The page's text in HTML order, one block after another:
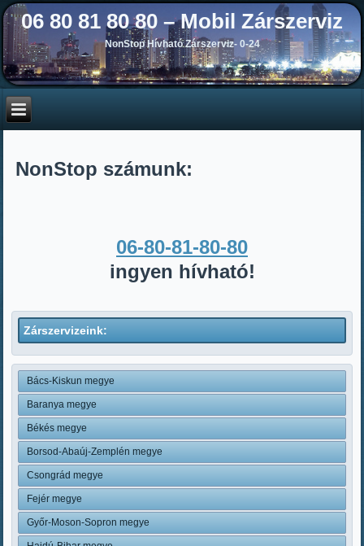
06 80 81 80 80 – Mobil Zárszerviz
NonStop Hívható Zárszerviz- 0-24
NonStop számunk:
06-80-81-80-80
ingyen hívható!
Zárszervizeink:
Bács-Kiskun megye
Baranya megye
Békés megye
Borsod-Abaúj-Zemplén megye
Csongrád megye
Fejér megye
Győr-Moson-Sopron megye